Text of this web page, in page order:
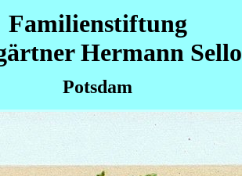
Familienstiftung
Hermann Sello
Potsdam